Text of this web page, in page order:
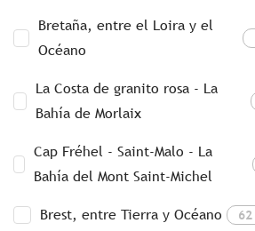
Bretaña, entre el Loira y el
Océano
La Costa de granito rosa - La
Bahía de Morlaix
Cap Fréhel - Saint-Malo - La
Bahía del Mont Saint-Michel
Brest, entre Tierra y Océano 62